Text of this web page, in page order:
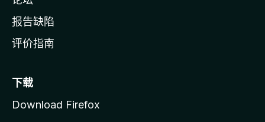
报告缺陷
评价指南
下载
Download Firefox